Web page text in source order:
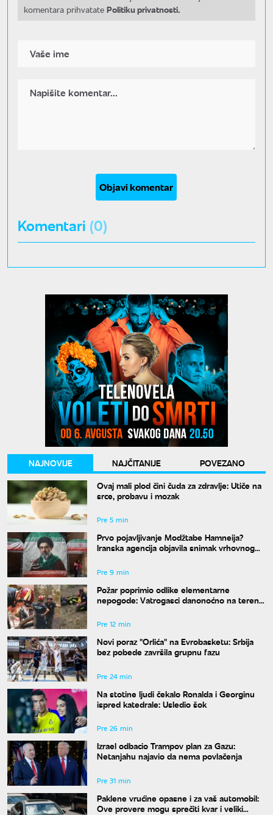
komentara prihvatate Politiku privatnosti.
Objavi komentar
Komentari (0)
NAJNOVIJE NAJČITANIJE
POVEZANO
Ovaj mali plod čini čuda za zdravlje: Utiče na
srce, probavu i mozak
Pre 5 min
Prvo pojavljivanje Modžtabe Hamneija?
Iranska agencija objavila snimak vrhovnog
Pre 9 min
Požar poprimio odlike elementarne
nepogode: Vatrogasci danonoćno na terenu
Pre 12 min
Novi poraz "Orlića" na Evrobasketu: Srbija
bez pobede završila grupnu fazu
Pre 24 min
Na stotine ljudi čekalo Ronalda i Georginu
ispred katedrale: Usledio šok
Pre 26 min
Izrael odbacio Trampov plan za Gazu:
Netanjahu najavio da nema povlačenja
Pre 31 min
Paklene vrućine opasne i za vaš automobil:
Ove provere mogu sprečiti kvar i veliki